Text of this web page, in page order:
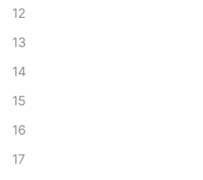
12
13
14
15
16
17